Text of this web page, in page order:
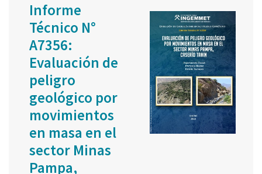
Informe
Técnico N°
A7356:
Evaluación de
peligro
geológico por
movimientos
en masa en el
sector Minas
Pampa,